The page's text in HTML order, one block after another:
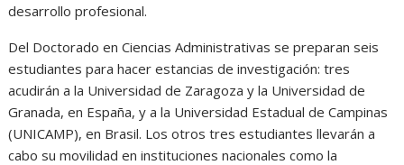
desarrollo profesional.
Del Doctorado en Ciencias Administrativas se preparan seis
estudiantes para hacer estancias de investigación: tres
acudirán a la Universidad de Zaragoza y la Universidad de
Granada, en España, y a la Universidad Estadual de Campinas
(UNICAMP), en Brasil. Los otros tres estudiantes llevarán a
cabo su movilidad en instituciones nacionales como la